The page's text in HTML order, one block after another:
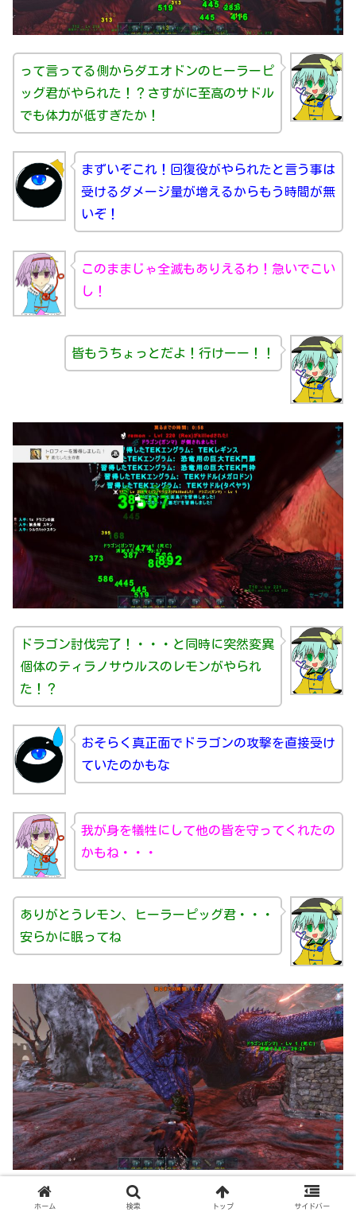
って言ってる側からダエオドンのヒーラーピ
ッグ君がやられた！？さすがに至高のサドル
でも体力が低すぎたか！
まずいぞこれ！回復役がやられたと言う事は
受けるダメージ量が増えるからもう時間が無
いぞ！
このままじゃ全滅もありえるわ！急いでこい
し！
皆もうちょっとだよ！行けーー！！
ドラゴン討伐完了！・・・と同時に突然変異
個体のティラノサウルスのレモンがやられ
た！？
おそらく真正面でドラゴンの攻撃を直接受け
ていたのかもな
我が身を犠牲にして他の皆を守ってくれたの
かもね・・・
ありがとうレモン、ヒーラーピッグ君・・・
安らかに眠ってね
ホーム 検索 トップ サイドバー